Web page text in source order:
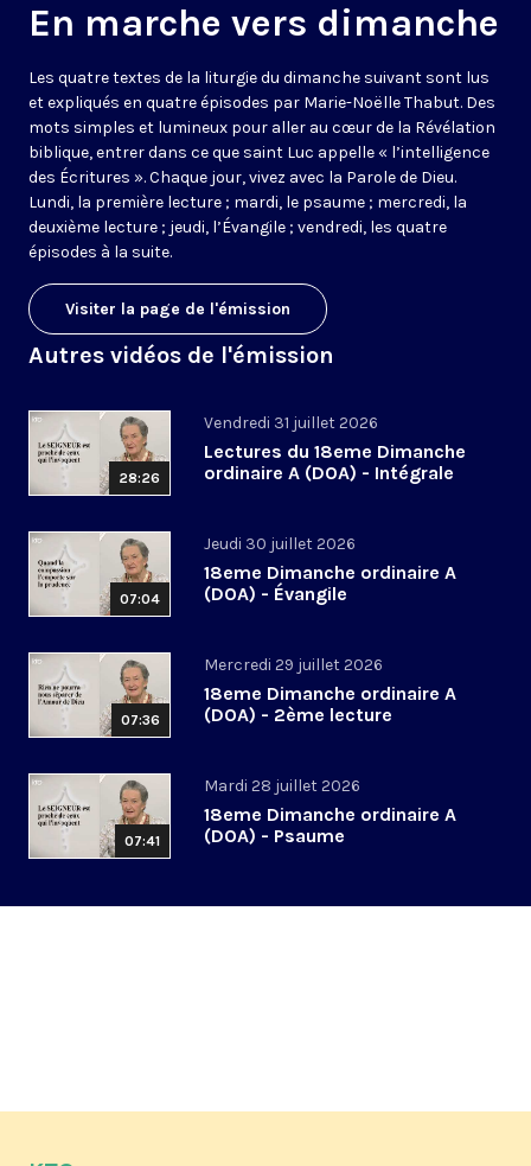
En marche vers dimanche
Les quatre textes de la liturgie du dimanche suivant sont lus
et expliqués en quatre épisodes par Marie-Noëlle Thabut. Des
mots simples et lumineux pour aller au cœur de la Révélation
biblique, entrer dans ce que saint Luc appelle « l’intelligence
des Écritures ». Chaque jour, vivez avec la Parole de Dieu.
Lundi, la première lecture ; mardi, le psaume ; mercredi, la
deuxième lecture ; jeudi, l’Évangile ; vendredi, les quatre
épisodes à la suite.
Visiter la page de l'émission
Autres vidéos de l'émission
28:26
Vendredi 31 juillet 2026
Lectures du 18eme Dimanche
ordinaire A (DOA) - Intégrale
07:04
Jeudi 30 juillet 2026
18eme Dimanche ordinaire A
(DOA) - Évangile
07:36
Mercredi 29 juillet 2026
18eme Dimanche ordinaire A
(DOA) - 2ème lecture
07:41
Mardi 28 juillet 2026
18eme Dimanche ordinaire A
(DOA) - Psaume